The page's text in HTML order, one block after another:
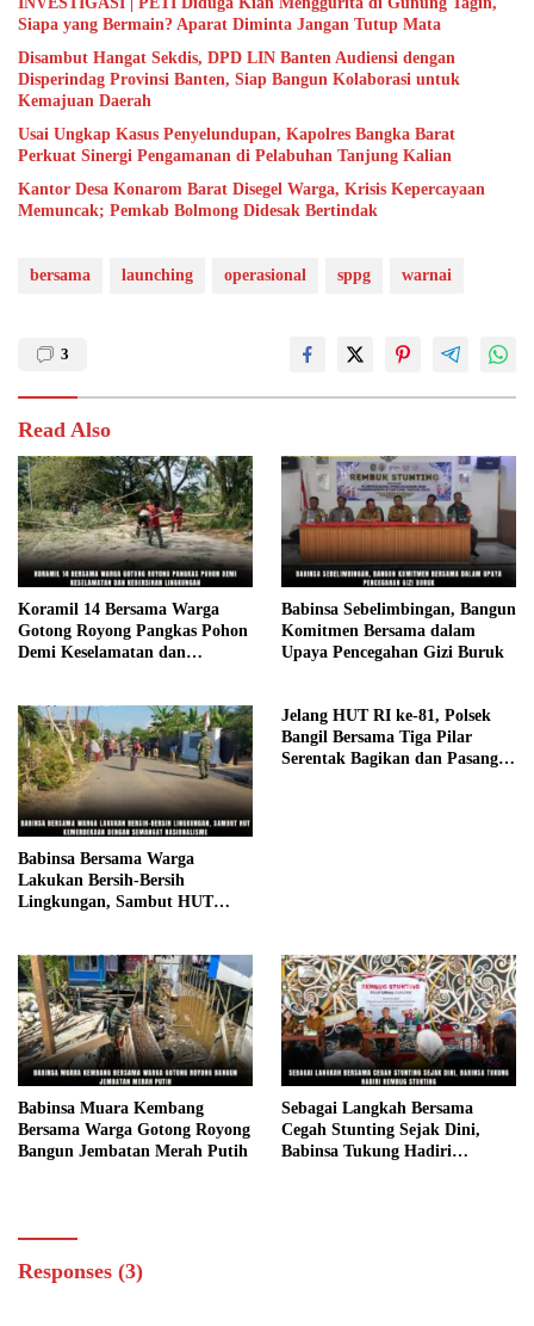
Siapa yang Bermain? Aparat Diminta Jangan Tutup Mata
Disambut Hangat Sekdis, DPD LIN Banten Audiensi dengan
Disperindag Provinsi Banten, Siap Bangun Kolaborasi untuk
Kemajuan Daerah
Usai Ungkap Kasus Penyelundupan, Kapolres Bangka Barat
Perkuat Sinergi Pengamanan di Pelabuhan Tanjung Kalian
Kantor Desa Konarom Barat Disegel Warga, Krisis Kepercayaan
Memuncak; Pemkab Bolmong Didesak Bertindak
bersama launching operasional sppg warnai
3
Read Also
Koramil 14 Bersama Warga
Gotong Royong Pangkas Pohon
Demi Keselamatan dan
Babinsa Sebelimbingan, Bangun
Komitmen Bersama dalam
Upaya Pencegahan Gizi Buruk
Babinsa Bersama Warga
Lakukan Bersih-Bersih
Lingkungan, Sambut HUT
Jelang HUT RI ke-81, Polsek
Bangil Bersama Tiga Pilar
Serentak Bagikan dan Pasang
Babinsa Muara Kembang
Bersama Warga Gotong Royong
Bangun Jembatan Merah Putih
Sebagai Langkah Bersama
Cegah Stunting Sejak Dini,
Babinsa Tukung Hadiri
Responses (3)